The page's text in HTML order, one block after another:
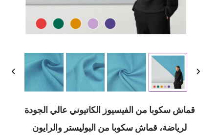
قماش سكوبا من الفيسيوز الكاتيوني عالي الجودة
لرياضة، قماش سكوبا من البوليستر والرايون